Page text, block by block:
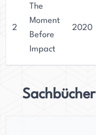
2
The
Moment
Before
Impact
2020
Sachbücher